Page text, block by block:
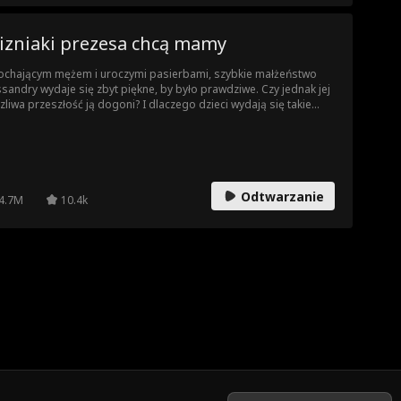
prezesa chcą mamy
mężem i uroczymi pasierbami, szybkie małżeństwo
wydaje się zbyt piękne, by było prawdziwe. Czy jednak jej
przeszłość ją dogoni? I dlaczego dzieci wydają się takie
4.7M 10.4k Odtwarzanie